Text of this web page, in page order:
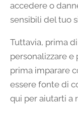
accedere o
sensibili del tuo
Tuttavia, prima
personalizzare
prima imparare
essere fonte di
qui per aiutarti a